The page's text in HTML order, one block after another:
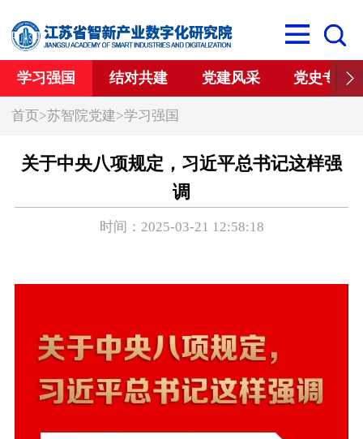
学习强国 结对共建 党建风采 党史专栏
首页>苏智院党建>学习强国
关于中央八项规定，习近平总书记这样强
调
时间：2025-03-21 12:58:18